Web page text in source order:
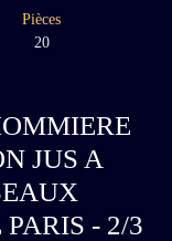
Pièces
20
JUS A
- 2/3